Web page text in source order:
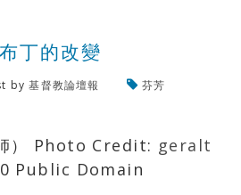
丁的改變
by基督教論壇報
芬芳
） Photo Credit: geralt
Public Domain